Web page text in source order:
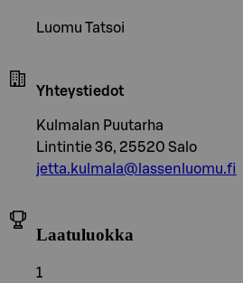
Luomu Tatsoi
Yhteystiedot
Kulmalan Puutarha
Lintintie 36, 25520 Salo
jetta.kulmala@lassenluomu.fi
Laatuluokka
1